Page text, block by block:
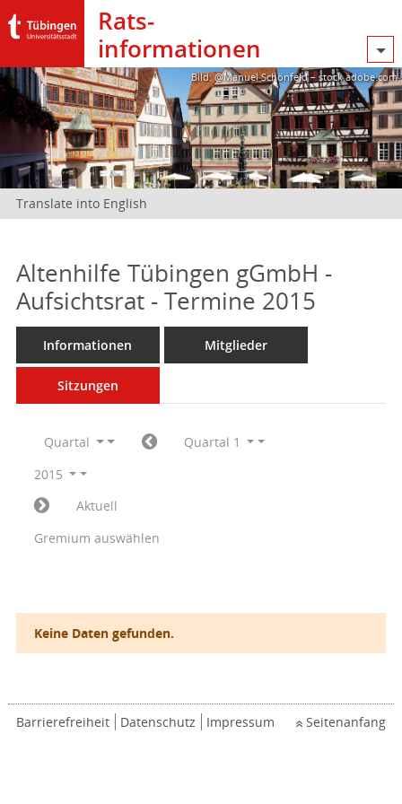
Rats­
informationen
Bild: @Manuel Schönfeld – stock.adobe.com
Translate into English
Altenhilfe Tübingen gGmbH -
Aufsichtsrat - Termine 2015
Informationen Mitglieder
Sitzungen
Quartal
Quartal 1
2015
Aktuell
Gremium auswählen
Keine Daten gefunden.
Barrierefreiheit Datenschutz Impressum Seitenanfang